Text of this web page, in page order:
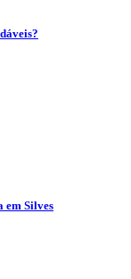
em Silves